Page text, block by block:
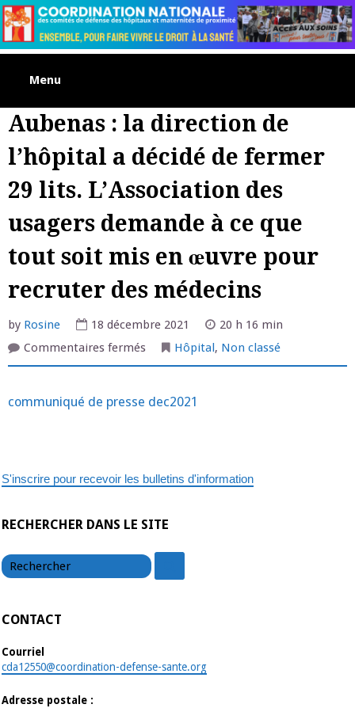
Skip
to
content
Menu
Aubenas : la direction de
l’hôpital a décidé de fermer
29 lits. L’Association des
usagers demande à ce que
tout soit mis en œuvre pour
recruter des médecins
by Rosine 18 décembre 2021
20 h 16 min
Commentaires ferméssur
:
de
lits.
L’Association
demande
que
tout
soit
Hôpital, Non classé
communiqué de presse dec2021
S'inscrire pour recevoir les bulletins d'information
RECHERCHER DANS LE SITE
CONTACT
Courriel
cda12550@coordination-defense-sante.org
Adresse postale :